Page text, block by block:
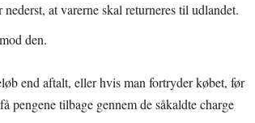
at varerne skal returneres til udlandet.
den.
end aftalt, eller hvis man fortryder købet, før
pengene tilbage gennem de såkaldte charge